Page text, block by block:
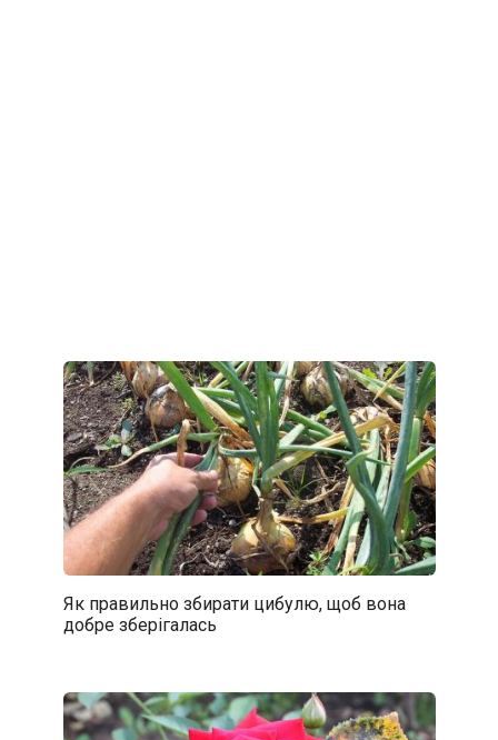
Як правильно збирати цибулю, щоб вона
добре зберігалась